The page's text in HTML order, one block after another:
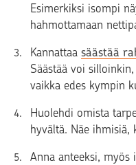
Esimerkiksi isompi
hahmottamaan
Kannattaa säästää
Säästää voi
vaikka edes kympin
Huolehdi omista
hyvältä. Näe ihmisiä,
Anna anteeksi, myös